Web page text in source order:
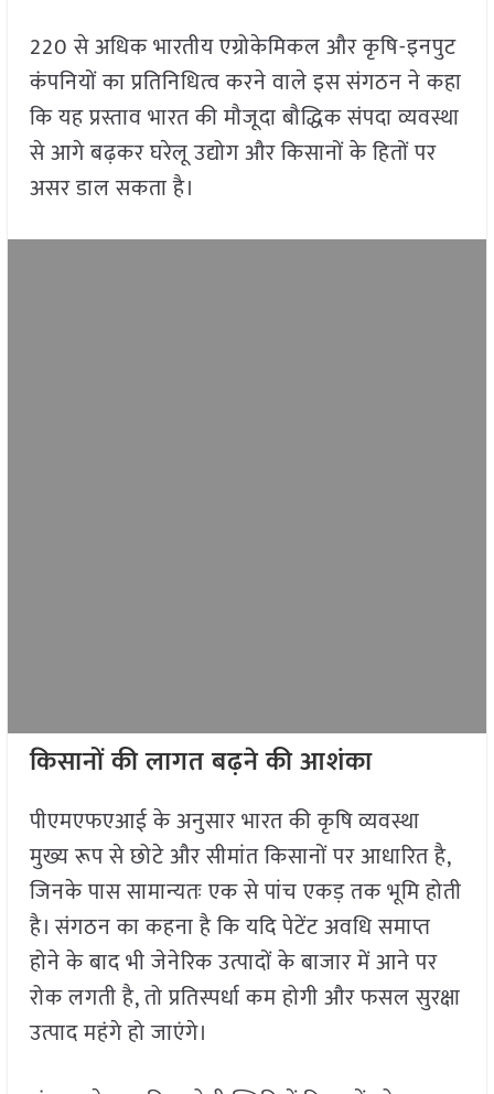
220 से अधिक भारतीय एग्रोकेमिकल और कृषि-इनपुट
कंपनियों का प्रतिनिधित्व करने वाले इस संगठन ने कहा
कि यह प्रस्ताव भारत की मौजूदा बौद्धिक संपदा व्यवस्था
से आगे बढ़कर घरेलू उद्योग और किसानों के हितों पर
असर डाल सकता है।
किसानों की लागत बढ़ने की आशंका
पीएमएफएआई के अनुसार भारत की कृषि व्यवस्था
मुख्य रूप से छोटे और सीमांत किसानों पर आधारित है,
जिनके पास सामान्यतः एक से पांच एकड़ तक भूमि होती
है। संगठन का कहना है कि यदि पेटेंट अवधि समाप्त
होने के बाद भी जेनेरिक उत्पादों के बाजार में आने पर
रोक लगती है, तो प्रतिस्पर्धा कम होगी और फसल सुरक्षा
उत्पाद महंगे हो जाएंगे।